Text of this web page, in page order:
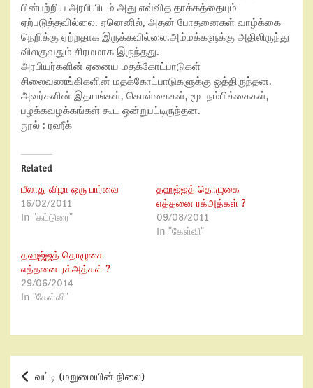
பின்பற்றிய அரபியிடம் அது எவ்வித தாக்கத்தையும்
ஏற்படுத்தவில்லை. ஏனெனில், அதன் போதனைகள் வாழ்க்கை
நெறிக்கு ஏற்றதாக இருக்கவில்லை.அம்மக்களுக்கு அதிலிருந்து
விலகுவதும் சிரமமாக இருந்தது.
அரபியர்களின் ஏனைய மதக்கோட்பாடுகள்
சிலைவணங்கிகளின் மதக்கோட்பாடுகளுக்கு ஒத்திருந்தன.
அவர்களின் இதயங்கள், கொள்கைகள், மூடநம்பிக்கைகள்,
பழக்கவழக்கங்கள் கூட ஒன்றுபட்டிருந்தன.
நூல் : ரஹீக்
Related
மீலாது விழா ஒரு பார்வை
16/02/2011
In "கட்டுரை"
தஹஜ்ஜத் தொழுகை
எத்தனை ரக்அத்கள் ?
09/08/2011
In "கேள்வி"
தஹஜ்ஜத் தொழுகை
எத்தனை ரக்அத்கள் ?
29/06/2014
In "கேள்வி"
வட்டி (மறுமையின் நிலை)